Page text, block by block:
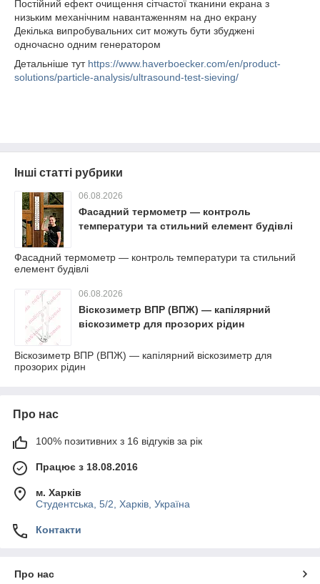
Постійний ефект очищення сітчастої тканини екрана з
низьким механічним навантаженням на дно екрану
Декілька випробувальних сит можуть бути збуджені
одночасно одним генератором
Детальніше тут https://www.haverboecker.com/en/product-
solutions/particle-analysis/ultrasound-test-sieving/
Інші статті рубрики
06.08.2026
Фасадний термометр — контроль
температури та стильний елемент будівлі
Фасадний термометр — контроль температури та стильний
елемент будівлі
06.08.2026
Віскозиметр ВПР (ВПЖ) — капілярний
віскозиметр для прозорих рідин
Віскозиметр ВПР (ВПЖ) — капілярний віскозиметр для
прозорих рідин
Про нас
100% позитивних з 16 відгуків за рік
Працює з 18.08.2016
м. Харків
Студентська, 5/2, Харків, Україна
Контакти
Про нас